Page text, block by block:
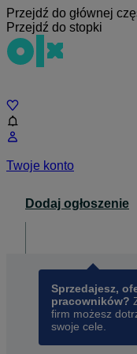
Przejdź do głównej
Przejdź do stopki
Twoje konto
Dodaj ogłoszenie
Sprzedajesz,
pracowników?
firm możesz
swoje cele.